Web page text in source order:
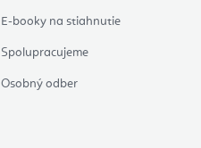
E-booky na stiahnutie
Spolupracujeme
Osobný odber